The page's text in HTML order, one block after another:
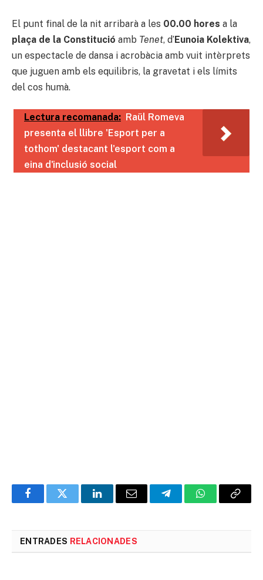
El punt final de la nit arribarà a les 00.00 hores a la
plaça de la Constitució amb Tenet, d’Eunoia Kolektiva,
un espectacle de dansa i acrobàcia amb vuit intèrprets
que juguen amb els equilibris, la gravetat i els límits
del cos humà.
Lectura recomanada: Raül Romeva
presenta el llibre 'Esport per a
tothom' destacant l'esport com a
eina d'inclusió social
FacebookTwitter LinkedInEmail TelegramWhatsAppCopia
ENTRADES RELACIONADES